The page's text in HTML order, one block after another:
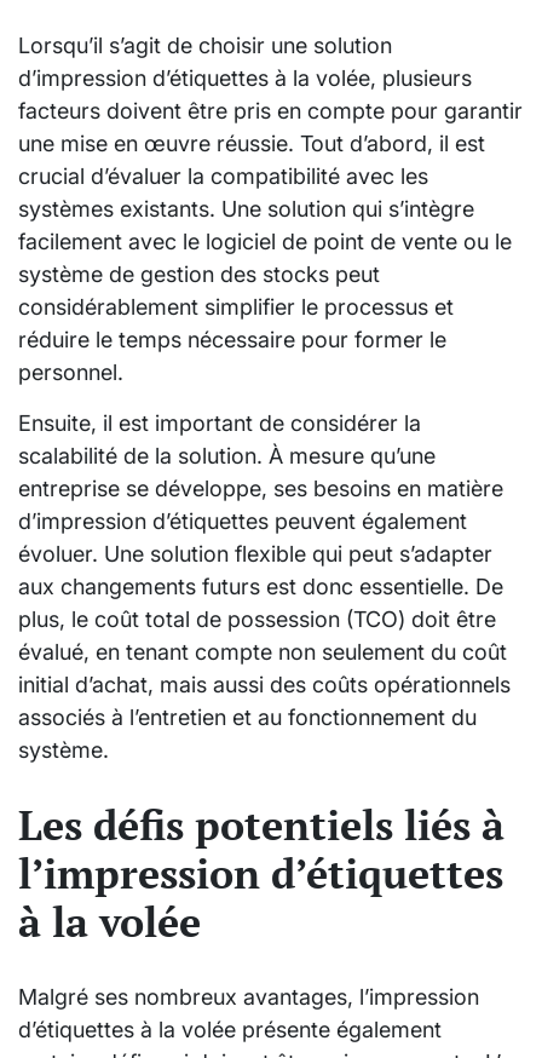
Lorsqu’il s’agit de choisir une solution
d’impression d’étiquettes à la volée, plusieurs
facteurs doivent être pris en compte pour garantir
une mise en œuvre réussie. Tout d’abord, il est
crucial d’évaluer la compatibilité avec les
systèmes existants. Une solution qui s’intègre
facilement avec le logiciel de point de vente ou le
système de gestion des stocks peut
considérablement simplifier le processus et
réduire le temps nécessaire pour former le
personnel.
Ensuite, il est important de considérer la
scalabilité de la solution. À mesure qu’une
entreprise se développe, ses besoins en matière
d’impression d’étiquettes peuvent également
évoluer. Une solution flexible qui peut s’adapter
aux changements futurs est donc essentielle. De
plus, le coût total de possession (TCO) doit être
évalué, en tenant compte non seulement du coût
initial d’achat, mais aussi des coûts opérationnels
associés à l’entretien et au fonctionnement du
système.
Les défis potentiels liés à
l’impression d’étiquettes
à la volée
Malgré ses nombreux avantages, l’impression
d’étiquettes à la volée présente également